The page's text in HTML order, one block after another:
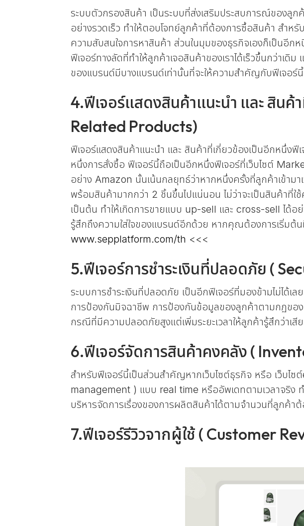
ระบบตัวกรองสินค้า เป็นระบบที่ส่งเสริมประสบการณ์ของลู
อย่างรวดเร็ว ทำให้ตอบโจทย์ลูกค้าที่ต้องการซื้อสินค้า สำห
ความสับสนใจการหาสินค้า ส่วนในมุมของธุรกิจเองก็เป็นอีกห
ฟีเจอร์ทางลัดที่ทำให้ลูกค้าเจอสินค้าของเราได้เร็วขึ้นกว่าเดิ
ของแบรนด์มีบางแบรนด์เท่านั้นที่จะให้ความสำคัญกับฟีเจอร์
4.ฟีเจอร์แสดงสินค้าแนะนำ และ สิน
Related Products)
ฟีเจอร์แสดงสินค้าแนะนำ และ สินค้าที่เกี่ยวข้องเป็นอีกหนึ่ง
หนึ่งการสั่งซื้อ ฟีเจอร์นี้ถือเป็นอีกหนึ่งฟีเจอร์ที่เว็บไซต์
อย่าง Amazon นั้นเน้นกลยุทธ์ว่าหากหนึ่งครั้งที่ลูกค้าเข้าม
พร้อมสินค้ามากกว่า 2 ชิ้นขึ้นไปแน่นอน ไม่ว่าจะเป็นสินค้าที่
เป็นต้น ทำให้เกิดการขายแบบ up-sell และ cross-sell ได้อ
รู้สึกถึงความใส่ใจของแบรนด์อีกด้วย หากคุณต้องการเริ่มต้
www.sepplatform.com/th <<<
5.ฟีเจอร์การชำระเงินที่ปลอดภัย (
ระบบการชำระเงินที่ปลอดภัย เป็นอีกฟีเจอร์ที่มองข้ามไม่ได้เ
การป้องกันมิจฉาชีพ การป้องกันข้อมูลของลูกค้าตามกฏของ
กรณีที่มีความปลอดภัยสูงแต่เพิ่มระยะเวลาให้ลูกค้ารู้สึกว่าเสี
6.ฟีเจอร์จัดการสินค้าคงคลัง (
สำหรับฟีเจอร์นี้เป็นส่วนสำคัญหากเว็บไซต์ธุรกิจ หรือ เว็บ
management ) แบบ real time หรืออัพเดทตามเวลาจริง ท
บริหารจัดการเรื่องของการผลิตสินค้าได้ตามจำนวนที่ลูกค้า
7.ฟีเจอร์รีวิวจากผู้ใช้ ( Customer